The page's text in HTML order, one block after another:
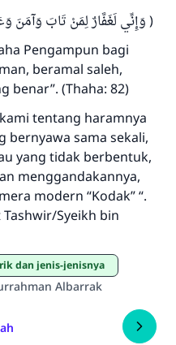
( وَإِنِّي لَغَفَّارٌ لِمَنْ تَابَ وَآمَنَ
Pengampun bagi
beramal saleh,
benar”. (Thaha: 82)
tentang haramnya
bernyawa sama sekali,
yang tidak berbentuk,
menggandakannya,
modern “Kodak” “.
Syeikh bin
dan jenis-jenisnya
Albarrak